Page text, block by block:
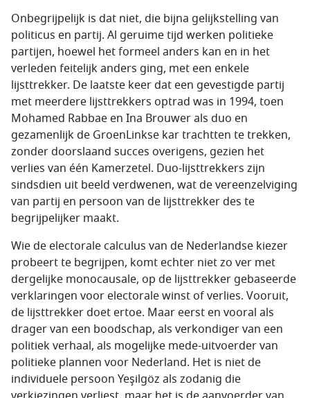
Onbegrijpelijk is dat niet, die bijna gelijkstelling van
politicus en partij. Al geruime tijd werken politieke
partijen, hoewel het formeel anders kan en in het
verleden feitelijk anders ging, met een enkele
lijsttrekker. De laatste keer dat een gevestigde partij
met meerdere lijsttrekkers optrad was in 1994, toen
Mohamed Rabbae en Ina Brouwer als duo en
gezamenlijk de GroenLinkse kar trachtten te trekken,
zonder doorslaand succes overigens, gezien het
verlies van één Kamerzetel. Duo-lijsttrekkers zijn
sindsdien uit beeld verdwenen, wat de vereenzelviging
van partij en persoon van de lijsttrekker des te
begrijpelijker maakt.
Wie de electorale calculus van de Nederlandse kiezer
probeert te begrijpen, komt echter niet zo ver met
dergelijke monocausale, op de lijsttrekker gebaseerde
verklaringen voor electorale winst of verlies. Vooruit,
de lijsttrekker doet ertoe. Maar eerst en vooral als
drager van een boodschap, als verkondiger van een
politiek verhaal, als mogelijke mede-uitvoerder van
politieke plannen voor Nederland. Het is niet de
individuele persoon Yeşilgöz als zodanig die